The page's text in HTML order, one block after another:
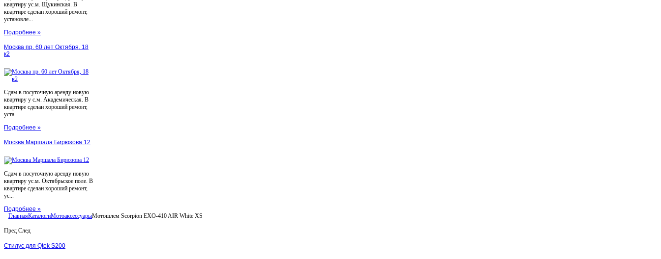
квартиру ус.м. Щукинская. В
квартире сделан хороший ремонт,
установле...
Подробнее »
Москва пр. 60 лет Октября, 18
к2
Сдам в посуточную аренду новую
квартиру у с.м. Академическая. В
квартире сделан хороший ремонт,
уста...
Подробнее »
Москва Маршала Бирюзова 12
Сдам в посуточную аренду новую
квартиру ус.м. Октябрьское поле. В
квартире сделан хороший ремонт,
ус...
Подробнее »
ГлавнаяКаталогиМотоаксессуарыМотошлем Scorpion EXO-410 AIR White XS
Пред След
Стилус для Qtek S200